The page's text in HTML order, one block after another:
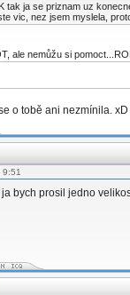
tak ja se priznam uz
vic, nez jsem myslela,
ale nemůžu si
o tobě ani nezmínila. xD
ja bych prosil jedno